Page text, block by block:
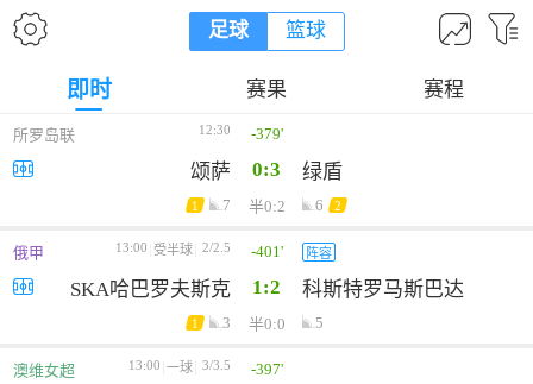
足球 篮球
即时 赛果 赛程
所罗岛联 12:30 -379'
颂萨 0:3 绿盾
1 7 半0:2 6 2
俄甲 13:00 受半球 2/2.5 -401' 阵容
SKA哈巴罗夫斯克 1:2 科斯特罗马斯巴达
1 3 半0:0 5
澳维女超 13:00 一球 3/3.5 -397'